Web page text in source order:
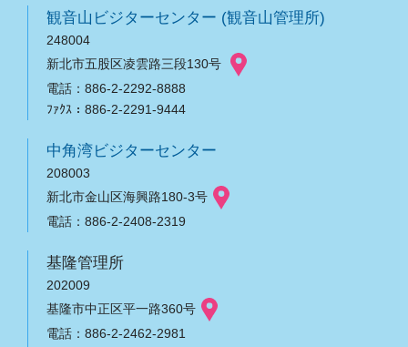
観音山ビジターセンター (観音山管理所)
248004
新北市五股区凌雲路三段130号
電話：886-2-2292-8888
ﾌｧｸｽ：886-2-2291-9444
中角湾ビジターセンター
208003
新北市金山区海興路180-3号
電話：886-2-2408-2319
基隆管理所
202009
基隆市中正区平一路360号
電話：886-2-2462-2981